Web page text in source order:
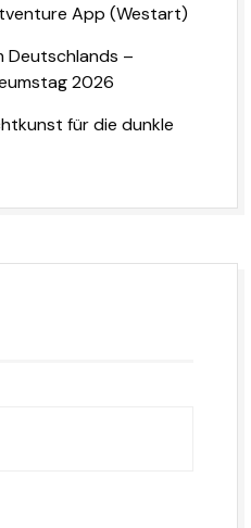
App (Westart)
Deutschlands –
2026
für die dunkle